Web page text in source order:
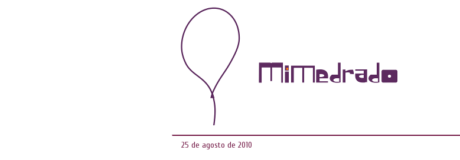
25 de agosto de 2010